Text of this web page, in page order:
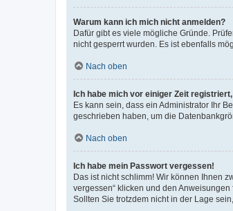
Warum kann ich mich nicht anmelden?
Dafür gibt es viele mögliche Gründe.
nicht gesperrt wurden. Es ist ebenfalls
Nach oben
Ich habe mich vor einiger Zeit
Es kann sein, dass ein Administrator Ihr
geschrieben haben, um die
Nach oben
Ich habe mein Passwort vergessen!
Das ist nicht schlimm! Wir können Ihnen
vergessen“ klicken und den
Sollten Sie trotzdem nicht in der Lage